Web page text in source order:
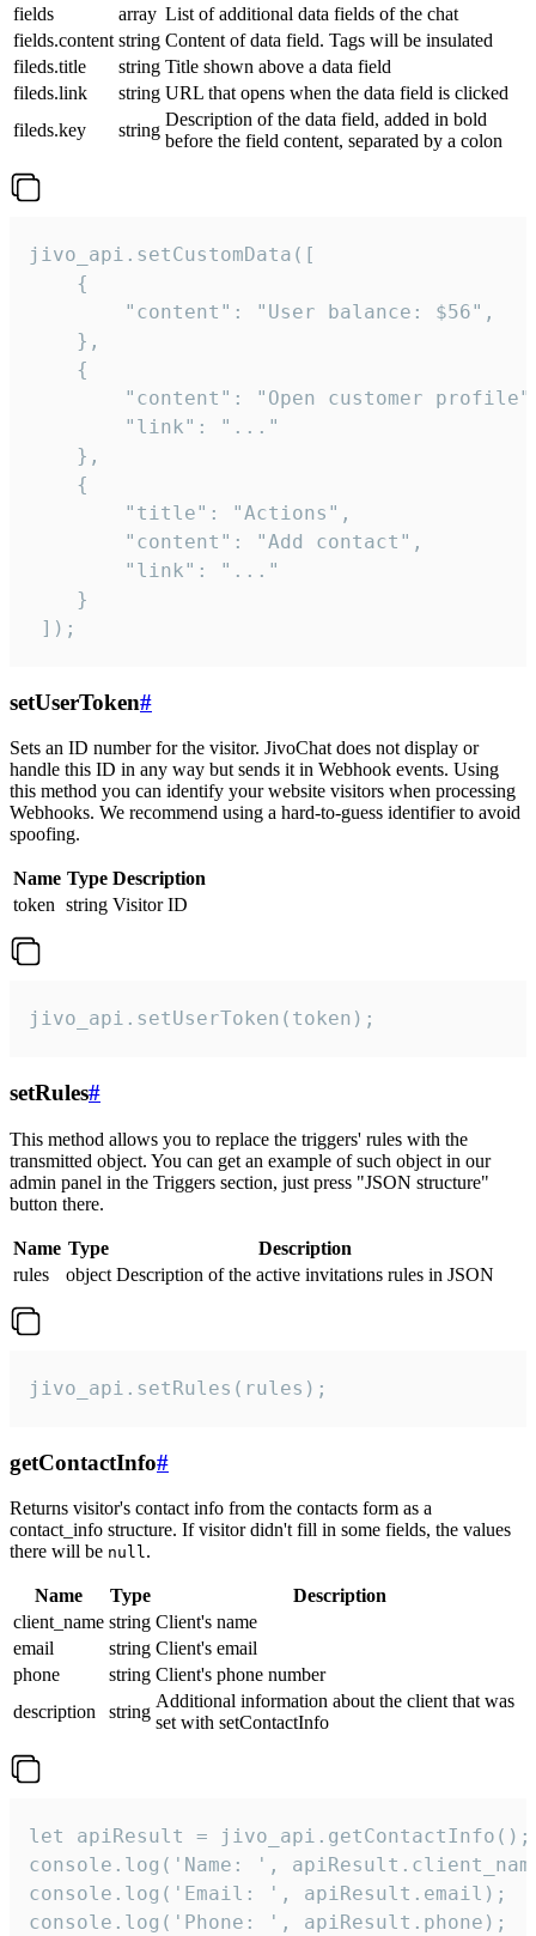
fields
array List of additional data fields of the chat
fields.content string Content of data field. Tags will be insulated
fileds.title
string Title shown above a data field
fileds.link
string URL that opens when the data field is clicked
fileds.key
string
Description of the data field, added in bold
before the field content, separated by a colon
jivo_api.setCustomData([
    {
        "content": "User balance: $56",
    },
    {
"content": "Open customer
        "link": "..."
    },
    {
        "title": "Actions",
        "content": "Add contact",
        "link": "..."
    }
]);
setUserToken#
Sets an ID number for the visitor. JivoChat does not display or
handle this ID in any way but sends it in Webhook events. Using
this method you can identify your website visitors when processing
Webhooks. We recommend using a hard-to-guess identifier to avoid
spoofing.
Name Type Description
token string Visitor ID
jivo_api.setUserToken(token);
setRules#
This method allows you to replace the triggers' rules with the
transmitted object. You can get an example of such object in our
admin panel in the Triggers section, just press "JSON structure"
button there.
Name Type
Description
rules
object Description of the active invitations rules in JSON
jivo_api.setRules(rules);
getContactInfo#
Returns visitor's contact info from the contacts form as a
contact_info structure. If visitor didn't fill in some fields, the values
there will be null.
Name Type
Description
client_name string Client's name
email
string Client's email
phone
string Client's phone number
description
string
Additional information about the client that was
set with setContactInfo
let apiResult = jivo_api.getContactInfo();
console.log('Name: ',
console.log('Email: ', apiResult.email);
console.log('Phone: ', apiResult.phone);